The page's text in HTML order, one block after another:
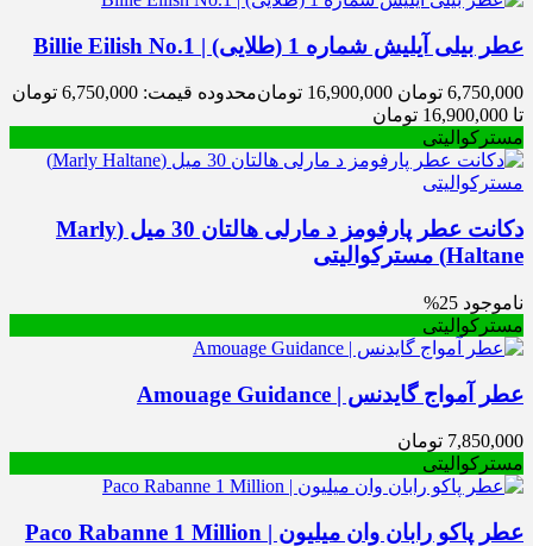
عطر بیلی آیلیش شماره 1 (طلایی) | Billie Eilish No.1
6,750,000 تومان 16,900,000 تومان
محدوده قیمت: 6,750,000 تومان
تا 16,900,000 تومان
مسترکوالیتی
دکانت عطر پارفومز د مارلی هالتان 30 میل (Marly
Haltane) مسترکوالیتی
ناموجود 25%
مسترکوالیتی
عطر آمواج گایدنس | Amouage Guidance
7,850,000 تومان
مسترکوالیتی
عطر پاکو رابان وان میلیون | Paco Rabanne 1 Million